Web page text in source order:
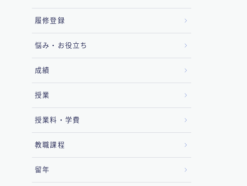
履修登録
悩み・お役立ち
成績
授業
授業料・学費
教職課程
留年